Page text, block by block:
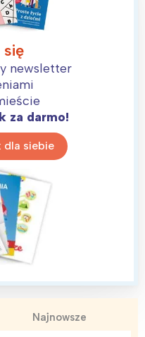
się
newsletter
za darmo!
dla siebie
Najnowsze
z
Śląsk
Południe